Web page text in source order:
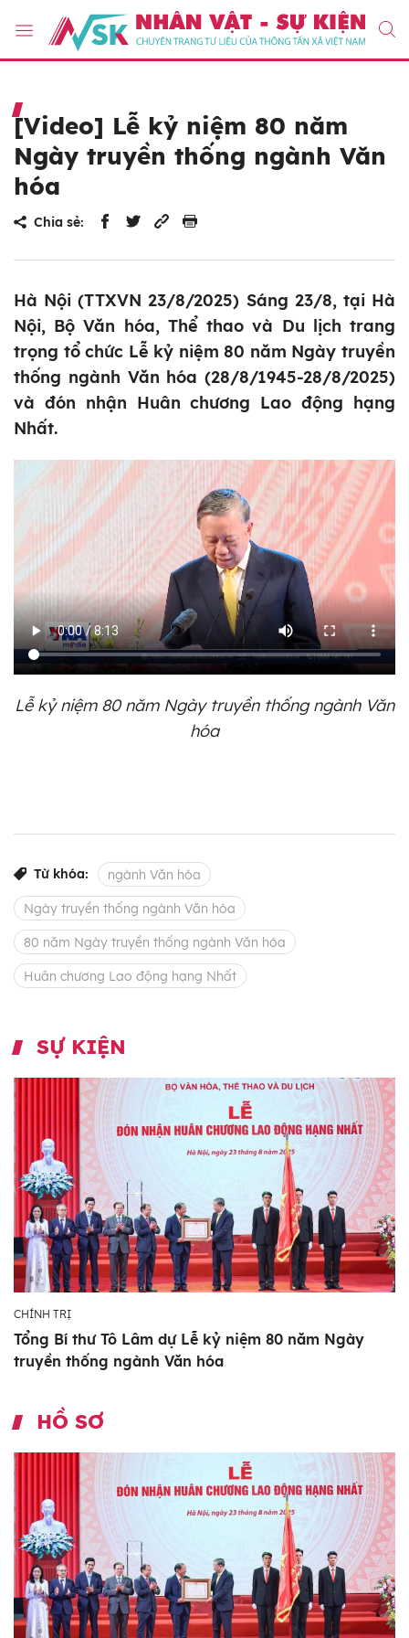
[Video] Lễ kỷ niệm 80 năm
Ngày truyền thống ngành Văn
hóa
Chia sẻ:
Hà Nội (TTXVN 23/8/2025) Sáng 23/8, tại Hà
Nội, Bộ Văn hóa, Thể thao và Du lịch trang
trọng tổ chức Lễ kỷ niệm 80 năm Ngày truyền
thống ngành Văn hóa (28/8/1945-28/8/2025)
và đón nhận Huân chương Lao động hạng
Nhất.
Lễ kỷ niệm 80 năm Ngày truyền thống ngành Văn
hóa
Từ khóa: ngành Văn hóa
Ngày truyền thống ngành Văn hóa
80 năm Ngày truyền thống ngành Văn hóa
Huân chương Lao động hạng Nhất
SỰ KIỆN
CHÍNH TRỊ
Tổng Bí thư Tô Lâm dự Lễ kỷ niệm 80 năm Ngày
truyền thống ngành Văn hóa
HỒ SƠ